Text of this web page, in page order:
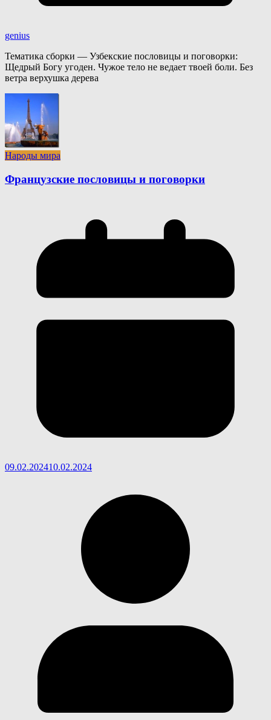
genius
Тематика сборки — Узбекские пословицы и поговорки:
Щедрый Богу угоден. Чужое тело не ведает твоей боли. Без
ветра верхушка дерева
Народы мира
Французские пословицы и поговорки
09.02.202410.02.2024